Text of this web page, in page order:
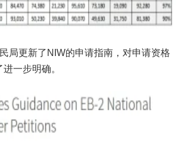
局更新了NIW的申请指南，对申请资格
一步明确。